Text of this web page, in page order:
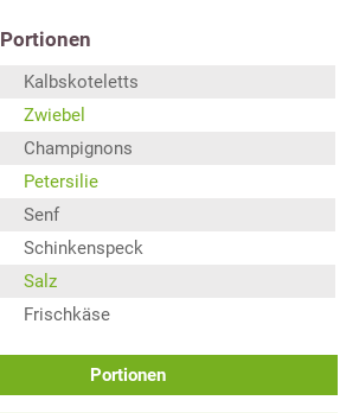
Portionen
Kalbskoteletts
Zwiebel
Champignons
Petersilie
Senf
Schinkenspeck
Salz
Frischkäse
Portionen